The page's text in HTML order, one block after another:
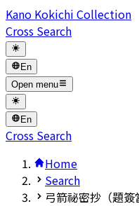
Kano Kokichi Collection
Cross Search
En
Open menu
En
Cross Search
Home
Search
弓箭祕密抄（題簽